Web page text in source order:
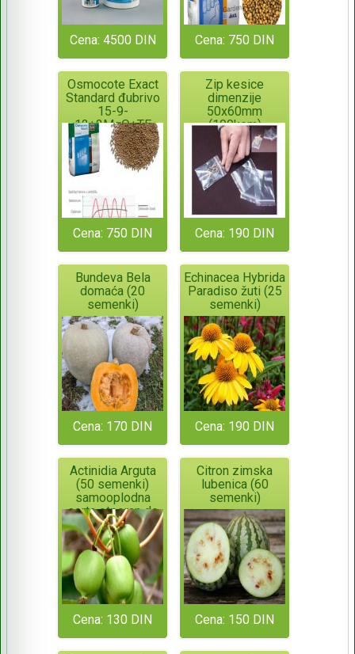
Cena: 4500 DIN Cena: 750 DIN
Osmocote Exact
Standard đubrivo
15-9-
12+2MgO+TE
(deluje 6 meseci)
Cena: 750 DIN
Zip kesice
dimenzije
50x60mm
(100kom)
Cena: 190 DIN
Bundeva Bela
domaća (20
semenki)
Cena: 170 DIN
Echinacea Hybrida
Paradiso žuti (25
semenki)
Cena: 190 DIN
Actinidia Arguta
(50 semenki)
samooplodna
sorta otporan do
-34°C
Cena: 130 DIN
Citron zimska
lubenica (60
semenki)
Cena: 150 DIN